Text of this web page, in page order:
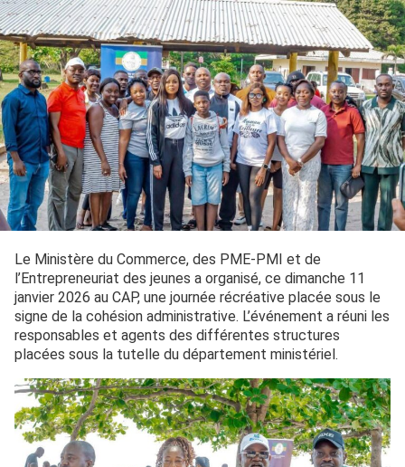
Le Ministère du Commerce, des PME-PMI et de
l’Entrepreneuriat des jeunes a organisé, ce dimanche 11
janvier 2026 au CAP, une journée récréative placée sous le
signe de la cohésion administrative. L’événement a réuni les
responsables et agents des différentes structures
placées sous la tutelle du département ministériel.